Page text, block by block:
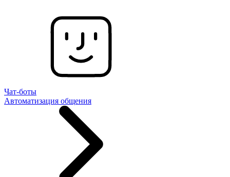
Чат-боты
Автоматизация общения